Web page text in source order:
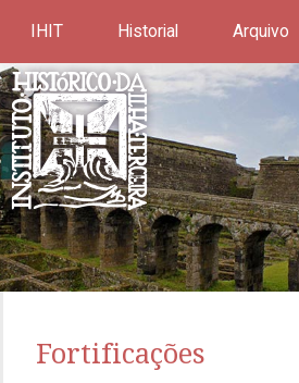
IHIT Historial Arquivo
Fortificações